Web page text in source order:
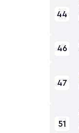
44
46
47
51